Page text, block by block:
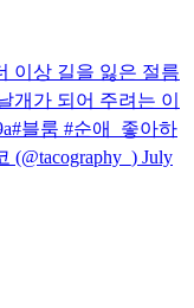
이상 길을 잃은 절름
개가 되어 주려는 이
블룸 #순애_좋아하
July